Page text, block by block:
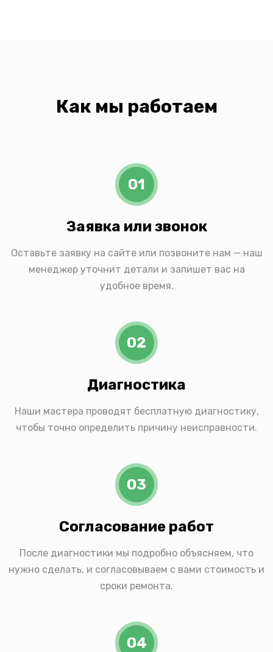
Как мы работаем
01
Заявка или звонок
Оставьте заявку на сайте или позвоните нам — наш
менеджер уточнит детали и запишет вас на
удобное время.
02
Диагностика
Наши мастера проводят бесплатную диагностику,
чтобы точно определить причину неисправности.
03
Согласование работ
После диагностики мы подробно объясняем, что
нужно сделать, и согласовываем с вами стоимость и
сроки ремонта.
04